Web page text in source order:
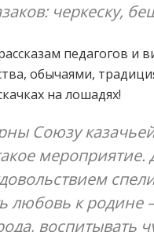
черкеску,
педагогов и
обычаями,
на лошадях!
Союзу
любовь к родине
воспитывать